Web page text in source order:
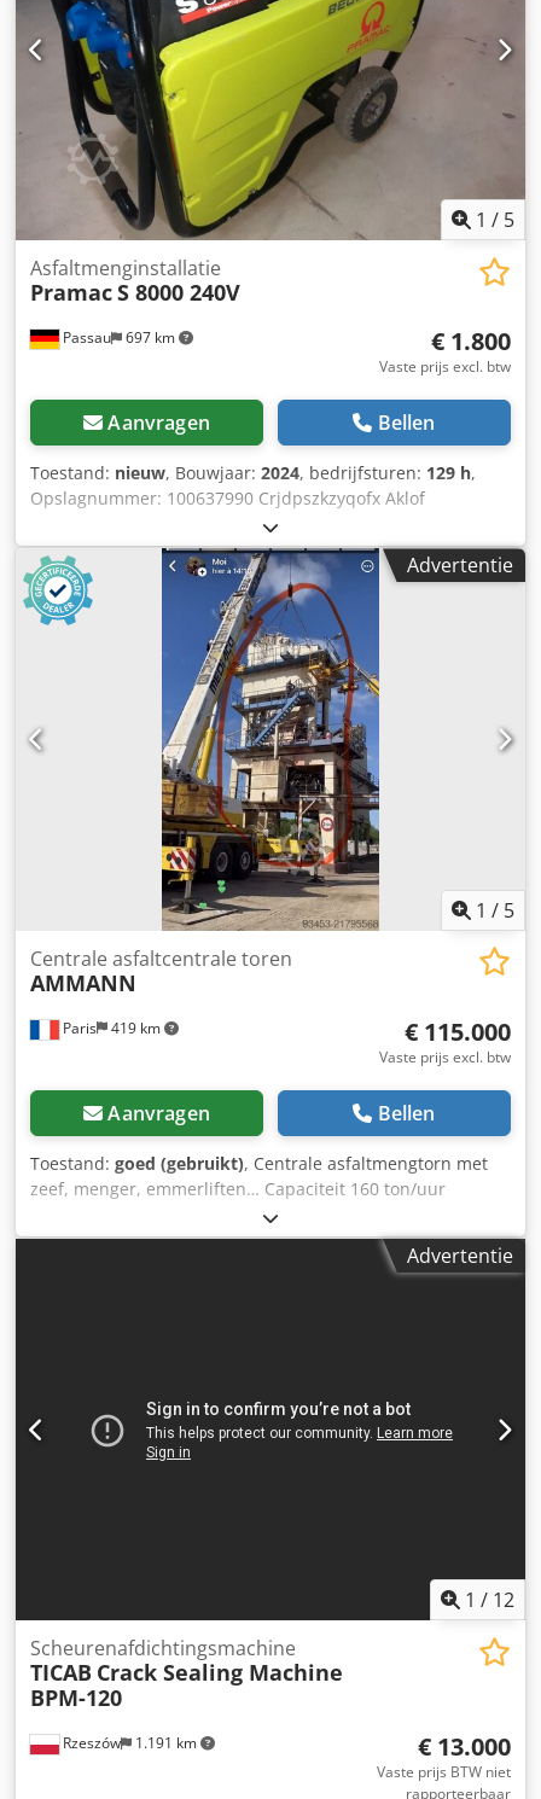
1 / 5
Passau 697 km
Asfaltmenginstallatie
PramacS 8000 240V
€ 1.800
Vaste prijs excl. btw
Aanvragen Bellen
Toestand: nieuw, Bouwjaar: 2024, bedrijfsturen: 129 h,
Opslagnummer: 100637990 Crjdpszkzyqofx Aklof
Transportafmetingen (l x b x h): 0 x 0 x 0 ---- goede staat
Advertentie
1 / 5
Paris 419 km
Centrale asfaltcentrale toren
AMMANN
€ 115.000
Vaste prijs excl. btw
Aanvragen Bellen
Toestand: goed (gebruikt), Centrale asfaltmengtorn met
zeef, menger, emmerliften… Capaciteit 160 ton/uur
Advertentie
1 / 12
Rzeszów 1.191 km
Scheurenafdichtingsmachine
TICAB Crack Sealing Machine
BPM-120
€ 13.000
Vaste prijs BTW niet
rapporteerbaar